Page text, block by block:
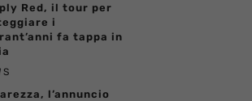
Red, il tour per
i
fa tappa in
l’annuncio